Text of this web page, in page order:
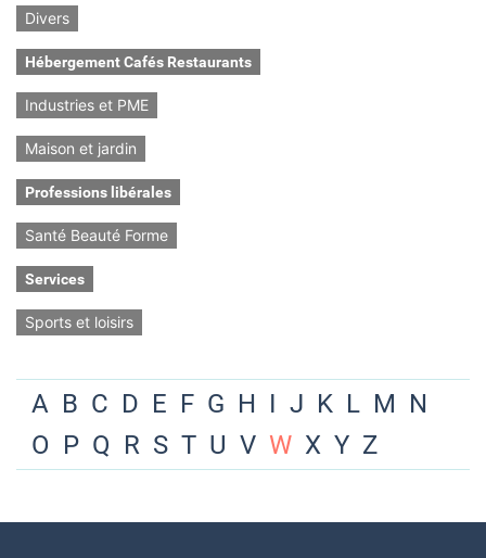
Divers
Hébergement Cafés Restaurants
Industries et PME
Maison et jardin
Professions libérales
Santé Beauté Forme
Services
Sports et loisirs
A B C D E F G H I J K L M N
O P Q R S T U V W X Y Z